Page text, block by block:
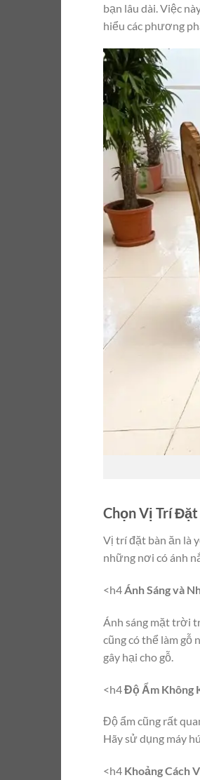
bạn lâu dài. Việc
hiểu các phương
Chọn Vị Trí
Vị trí đặt bàn ăn là
những nơi có ánh
<h4Ánh Sáng và
Ánh sáng mặt trời
cũng có thể làm gỗ
gây hại cho gỗ.
<h4Độ Ẩm Không
Độ ẩm cũng rất
Hãy sử dụng máy
<h4 Khoảng Cách